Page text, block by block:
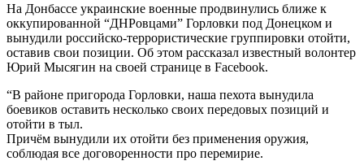
На Донбассе украинские военные продвинулись ближе к
оккупированной “ДНРовцами” Горловки под Донецком и
вынудили российско-террористические группировки отойти,
оставив свои позиции. Об этом рассказал известный волонтер
Юрий Мысягин на своей странице в Facebook.
“В районе пригорода Горловки, наша пехота вынудила
боевиков оставить несколько своих передовых позиций и
отойти в тыл.
Причём вынудили их отойти без применения оружия,
соблюдая все договоренности про перемирие.